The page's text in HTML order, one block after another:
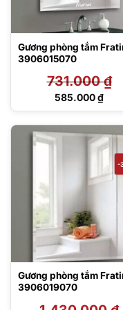
Gương phòng tắm
3906015070
731.000₫
Giá
585.000₫
Giá
585.000
-
Gương phòng tắm
3906019070